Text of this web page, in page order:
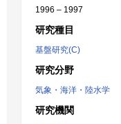
1996 – 1997
研究種目
基盤研究(C)
研究分野
気象・海洋・陸水学
研究機関